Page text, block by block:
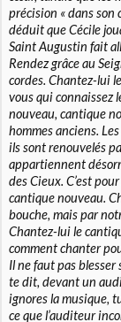
précision « dans
déduit que Cécile
Saint Augustin fait
Rendez grâce au
cordes. Chantez-lui
vous qui connaissez
nouveau, cantique
hommes anciens.
ils sont renouvelés
appartiennent
des Cieux. C’est
cantique nouveau.
bouche, mais par
Chantez-lui le
comment chanter
Il ne faut pas blesser
te dit, devant un
ignores la musique,
ce que l’auditeur